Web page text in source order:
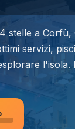
stelle a
servizi,
l'isola.